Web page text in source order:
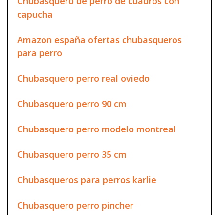
capucha
Amazon españa ofertas chubasqueros
para perro
Chubasquero perro real oviedo
Chubasquero perro 90 cm
Chubasquero perro modelo montreal
Chubasquero perro 35 cm
Chubasqueros para perros karlie
Chubasquero perro pincher